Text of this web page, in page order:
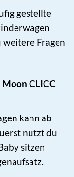
gestellte
weitere Fragen
CLICC
kann ab
nutzt du
sitzen